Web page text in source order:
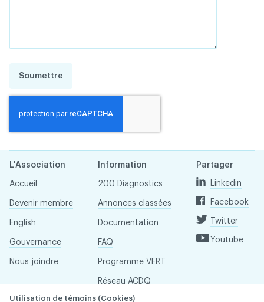
Soumettre
L'Association
Accueil
Devenir membre
English
Gouvernance
Nous joindre
Information
200 Diagnostics
Annonces classées
Documentation
FAQ
Programme VERT
Réseau ACDQ
Partager
Linkedin
Facebook
Twitter
Youtube
Utilisation de témoins (Cookies)